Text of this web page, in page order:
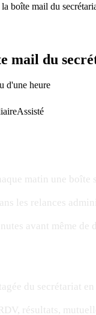
boîte mail du
mail du
d'une heure
Assisté
matin une boîte
les relances
avant même de
du secrétariat en
résultats,